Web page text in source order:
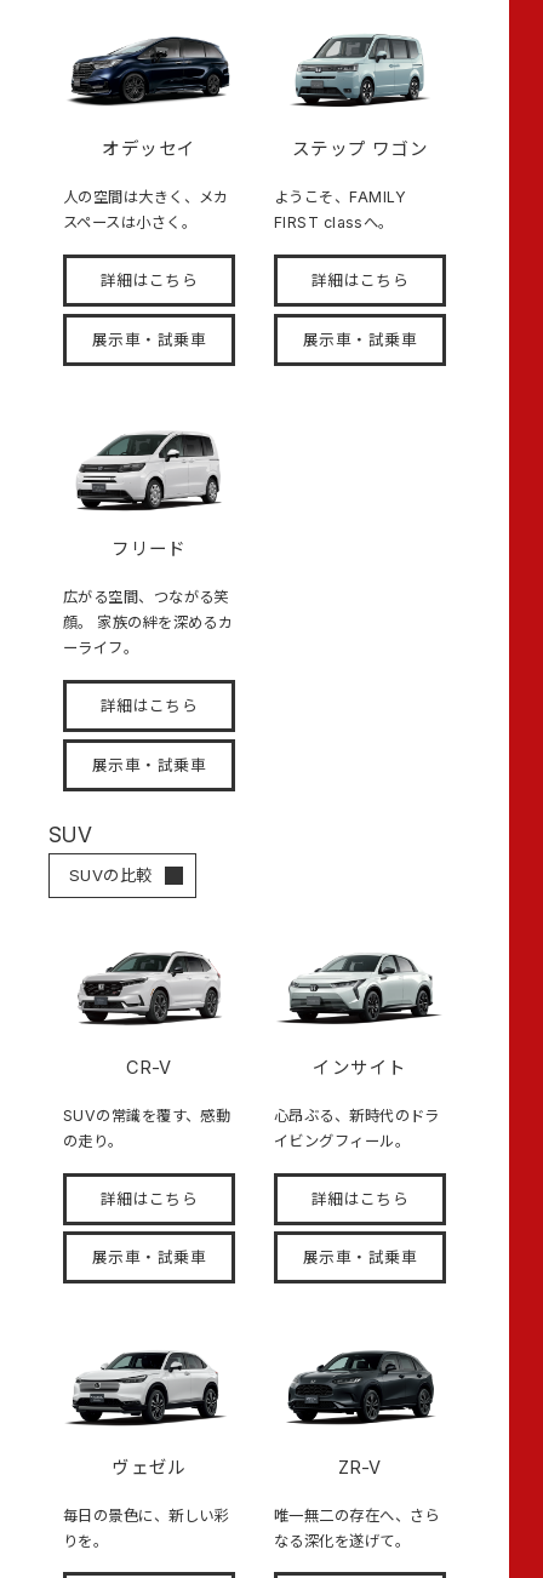
オデッセイ
人の空間は大きく、メカ
スペースは小さく。
詳細はこちら
展示車・試乗車
ステップ ワゴン
ようこそ、FAMILY
FIRST classへ。
詳細はこちら
展示車・試乗車
フリード
広がる空間、つながる笑
顔。 家族の絆を深めるカ
ーライフ。
詳細はこちら
展示車・試乗車
SUV
SUVの比較
CR-V
SUVの常識を覆す、感動
の走り。
詳細はこちら
展示車・試乗車
インサイト
心昂ぶる、新時代のドラ
イビングフィール。
詳細はこちら
展示車・試乗車
ヴェゼル
毎日の景色に、新しい彩
りを。
ZR-V
唯一無二の存在へ、さら
なる深化を遂げて。